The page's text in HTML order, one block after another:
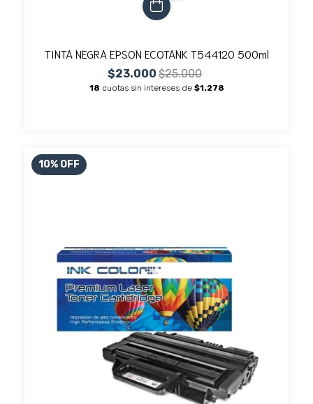
TINTA NEGRA EPSON ECOTANK T544120 500ml
$23.000 $25.000
18 cuotas sin intereses de $1.278
10% OFF